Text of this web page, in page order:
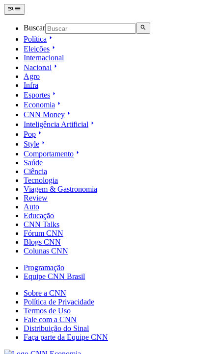
Buscar
Política
Eleições
Internacional
Nacional
Agro
Infra
Esportes
Economia
CNN Money
Inteligência Artificial
Pop
Style
Comportamento
Saúde
Ciência
Tecnologia
Viagem & Gastronomia
Review
Auto
Educação
CNN Talks
Fórum CNN
Blogs CNN
Colunas CNN
Programação
Equipe CNN Brasil
Sobre a CNN
Política de Privacidade
Termos de Uso
Fale com a CNN
Distribuição do Sinal
Faça parte da Equipe CNN